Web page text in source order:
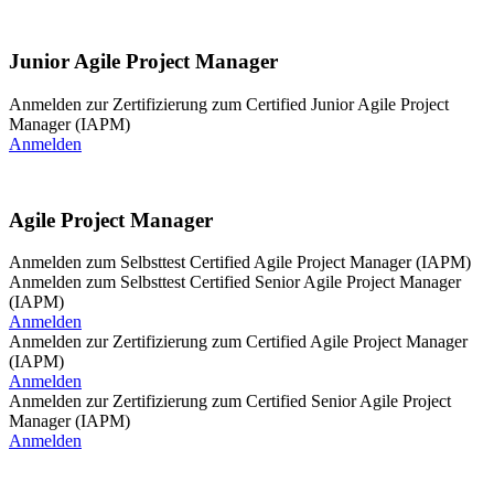
Junior Agile Project Manager
Anmelden zur Zertifizierung zum Certified Junior Agile Project
Manager (IAPM)
Anmelden
Agile Project Manager
Anmelden zum Selbsttest Certified Agile Project Manager (IAPM)
Anmelden zum Selbsttest Certified Senior Agile Project Manager
(IAPM)
Anmelden
Anmelden zur Zertifizierung zum Certified Agile Project Manager
(IAPM)
Anmelden
Anmelden zur Zertifizierung zum Certified Senior Agile Project
Manager (IAPM)
Anmelden